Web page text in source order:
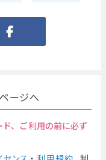
ージへ
、ご利用の前に必ず